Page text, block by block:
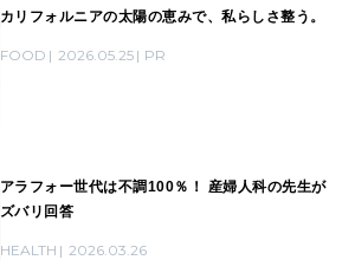
カリフォルニアの太陽の恵みで、私らしさ整う。
FOOD 2026.05.25 PR
アラフォー世代は不調100％！ 産婦人科の先生が
ズバリ回答
HEALTH 2026.03.26